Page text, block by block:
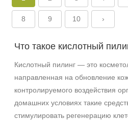
8 9 10 ›
Что такое кислотный
Кислотный пилинг — это
направленная на обновление
контролируемого воздействия
домашних условиях такие
стимулировать регенерацию
Не показывать
+7 (495)
+7 (929)